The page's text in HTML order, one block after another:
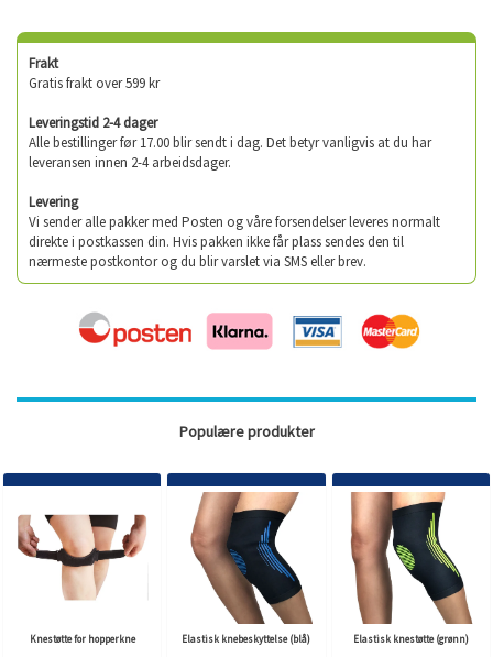
Frakt
Gratis frakt over 599 kr
Leveringstid 2-4 dager
Alle bestillinger før 17.00 blir sendt i dag. Det betyr vanligvis at du har
leveransen innen 2-4 arbeidsdager.
Levering
Vi sender alle pakker med Posten og våre forsendelser leveres normalt
direkte i postkassen din. Hvis pakken ikke får plass sendes den til
nærmeste postkontor og du blir varslet via SMS eller brev.
Populære produkter
Knestøtte for hopperkne Elastisk knebeskyttelse (blå) Elastisk knestøtte (grønn)